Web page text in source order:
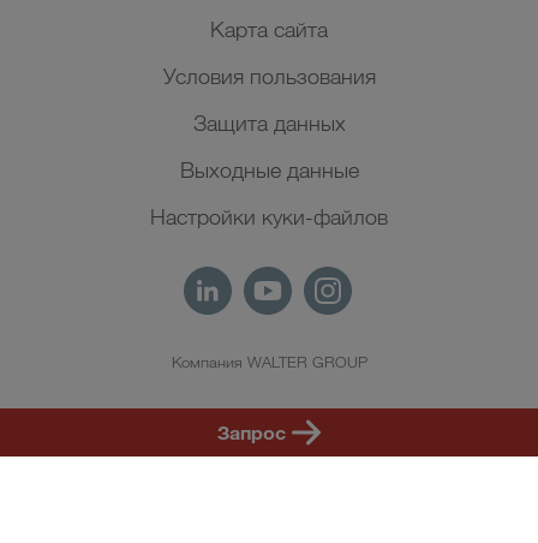
Запрос
Карта сайта
Условия пользования
Защита данных
Выходные данные
Настройки куки-файлов
Компания WALTER GROUP